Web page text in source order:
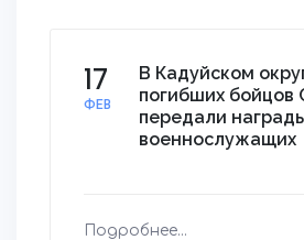
17
ФЕВ
В Кадуйском
погибших бойцов
передали
военнослужащих
Подробнее...